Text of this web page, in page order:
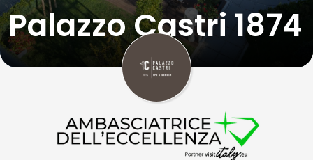
Palazzo Castri 1874